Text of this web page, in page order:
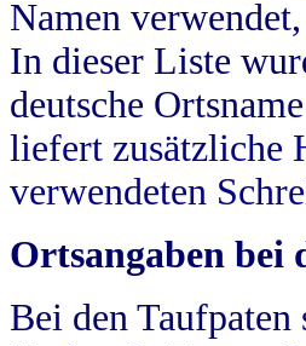
Namen
In dieser Liste
deutsche
liefert zusätzliche
verwendeten
Ortsangaben bei
Bei den